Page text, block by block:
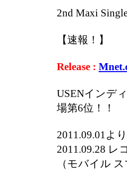
2nd Maxi
【速報！】
Release :
USENインデ
場第6位！！
2011.09.01より
2011.09.28 レ
（モバイル